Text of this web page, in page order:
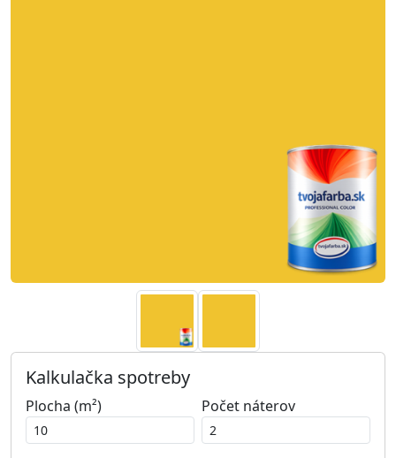
Kalkulačka spotreby
Plocha (m²) Počet náterov